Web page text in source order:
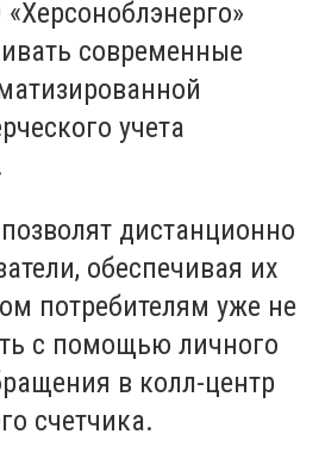
современные
учета
дистанционно
обеспечивая их
потребителям уже не
с помощью личного
в колл-центр
счетчика.